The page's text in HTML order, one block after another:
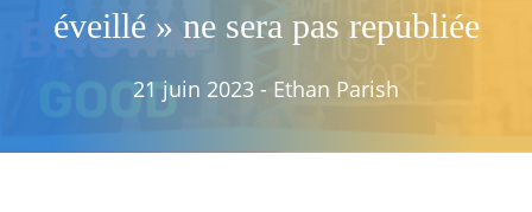
éveillé » ne sera pas republiée
21 juin 2023 - Ethan Parish